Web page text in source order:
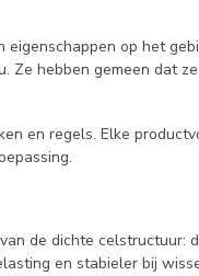
op het
hebben gemeen dat
en regels. Elke
de dichte celstructuur:
en stabieler bij